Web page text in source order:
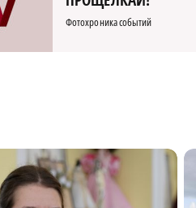
Фотохроника событий